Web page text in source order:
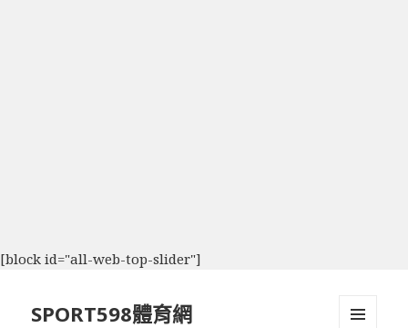
[block id="all-web-top-slider"]
SPORT598體育網